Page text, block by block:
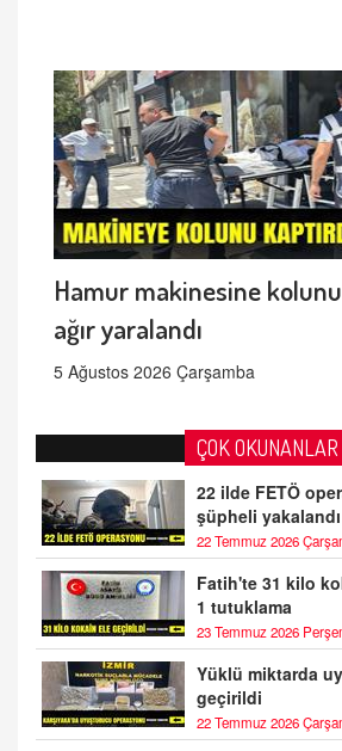
Hamur makinesine
ağır yaralandı
5 Ağustos 2026 Çarşamba
ÇOK OKUNANLAR
22 ilde FETÖ
şüpheli yakalandı
22 Temmuz 2026
Fatih'te 31 kilo
1 tutuklama
23 Temmuz 2026
Yüklü miktarda
geçirildi
22 Temmuz 2026